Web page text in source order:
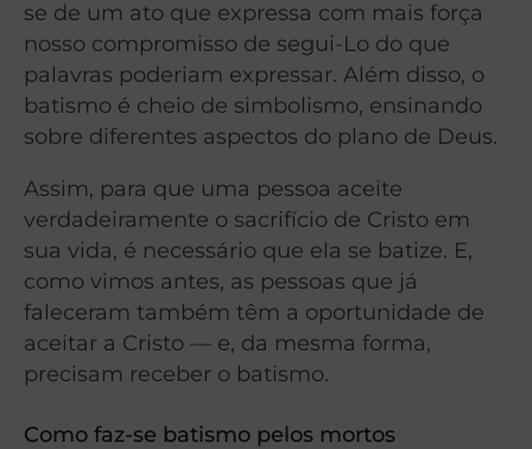
se de um ato que expressa com mais força
nosso compromisso de segui-Lo do que
palavras poderiam expressar. Além disso, o
batismo é cheio de simbolismo, ensinando
sobre diferentes aspectos do plano de Deus.
Assim, para que uma pessoa aceite
verdadeiramente o sacrifício de Cristo em
sua vida, é necessário que ela se batize. E,
como vimos antes, as pessoas que já
faleceram também têm a oportunidade de
aceitar a Cristo — e, da mesma forma,
precisam receber o batismo.
Como faz-se batismo pelos mortos